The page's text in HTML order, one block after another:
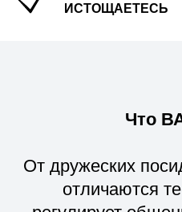
ИСТОЩАЕТЕСЬ
Что
От дружеских
отличаются